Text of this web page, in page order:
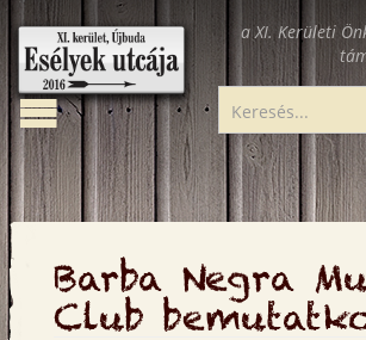
Ugrás
tartalomra
Esélyek
utcája
a XI. Kerületi
Toggle
navigation
Barba Negra
Club